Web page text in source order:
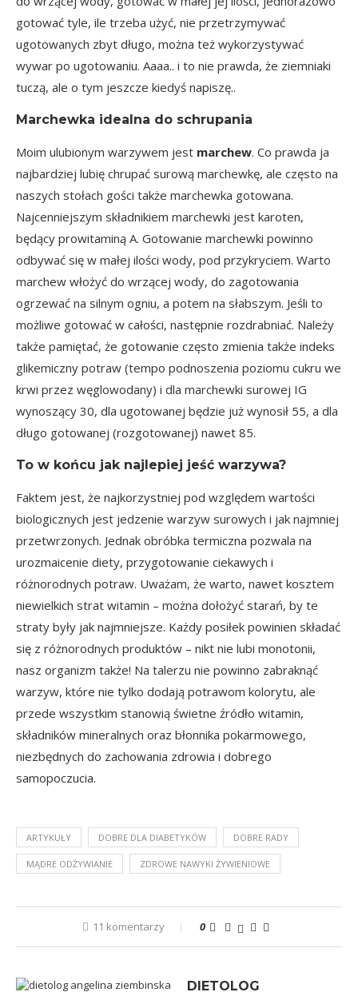
gotować tyle, ile trzeba użyć, nie przetrzymywać
ugotowanych zbyt długo, można też wykorzystywać
wywar po ugotowaniu. Aaaa.. i to nie prawda, że ziemniaki
tuczą, ale o tym jeszcze kiedyś napiszę..
Marchewka idealna do schrupania
Moim ulubionym warzywem jest marchew. Co prawda ja
najbardziej lubię chrupać surową marchewkę, ale często na
naszych stołach gości także marchewka gotowana.
Najcenniejszym składnikiem marchewki jest karoten,
będący prowitaminą A. Gotowanie marchewki powinno
odbywać się w małej ilości wody, pod przykryciem. Warto
marchew włożyć do wrzącej wody, do zagotowania
ogrzewać na silnym ogniu, a potem na słabszym. Jeśli to
możliwe gotować w całości, następnie rozdrabniać. Należy
także pamiętać, że gotowanie często zmienia także indeks
glikemiczny potraw (tempo podnoszenia poziomu cukru we
krwi przez węglowodany) i dla marchewki surowej IG
wynoszący 30, dla ugotowanej będzie już wynosił 55, a dla
długo gotowanej (rozgotowanej) nawet 85.
To w końcu jak najlepiej jeść warzywa?
Faktem jest, że najkorzystniej pod względem wartości
biologicznych jest jedzenie warzyw surowych i jak najmniej
przetwrzonych. Jednak obróbka termiczna pozwala na
urozmaicenie diety, przygotowanie ciekawych i
różnorodnych potraw. Uważam, że warto, nawet kosztem
niewielkich strat witamin – można dołożyć starań, by te
straty były jak najmniejsze. Każdy posiłek powinien składać
się z różnorodnych produktów – nikt nie lubi monotonii,
nasz organizm także! Na talerzu nie powinno zabraknąć
warzyw, które nie tylko dodają potrawom kolorytu, ale
przede wszystkim stanowią świetne źródło witamin,
składników mineralnych oraz błonnika pokarmowego,
niezbędnych do zachowania zdrowia i dobrego
samopoczucia.
ARTYKUŁY DOBRE DLA DIABETYKÓW DOBRE RADY
MĄDRE ODŻYWIANIE ZDROWE NAWYKI ŻYWIENIOWE
11 komentarzy 0
DIETOLOG